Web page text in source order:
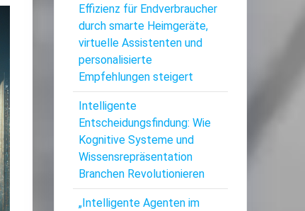
Effizienz für Endverbraucher
durch smarte Heimgeräte,
virtuelle Assistenten und
personalisierte
Empfehlungen steigert
Intelligente
Entscheidungsfindung: Wie
Kognitive Systeme und
Wissensrepräsentation
Branchen Revolutionieren
„Intelligente Agenten im